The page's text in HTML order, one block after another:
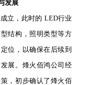
发展
立，此时的 LED行业
结构，照明类型等方
位，以确保在后续到
展。烽火佰鸿公司经
，初步确认了烽火佰